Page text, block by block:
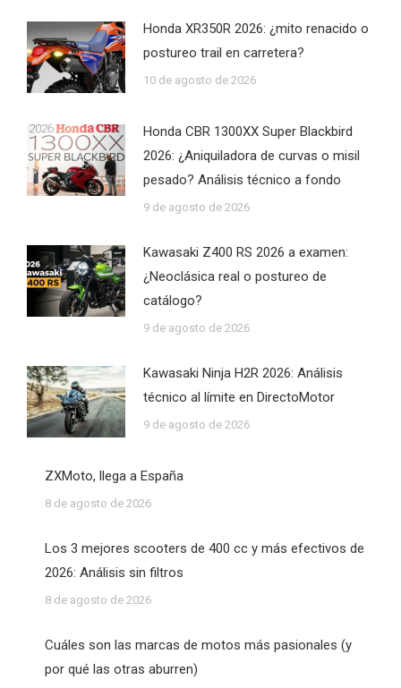
Honda XR350R 2026: ¿mito renacido o
postureo trail en carretera?
10 de agosto de 2026
Honda CBR 1300XX Super Blackbird
2026: ¿Aniquiladora de curvas o misil
pesado? Análisis técnico a fondo
9 de agosto de 2026
Kawasaki Z400 RS 2026 a examen:
¿Neoclásica real o postureo de
catálogo?
9 de agosto de 2026
Kawasaki Ninja H2R 2026: Análisis
técnico al límite en DirectoMotor
9 de agosto de 2026
ZXMoto, llega a España
8 de agosto de 2026
Los 3 mejores scooters de 400 cc y más efectivos de
2026: Análisis sin filtros
8 de agosto de 2026
Cuáles son las marcas de motos más pasionales (y
por qué las otras aburren)